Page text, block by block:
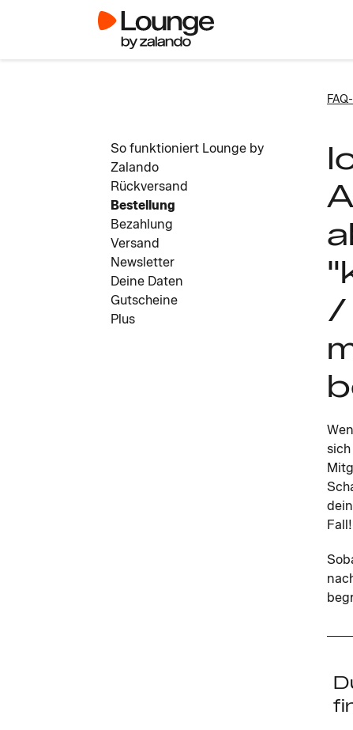
So funktioniert Lounge by
Zalando
Rückversand
Bestellung
Bezahlung
Versand
Newsletter
Deine Daten
Gutscheine
Plus
/
Fall!